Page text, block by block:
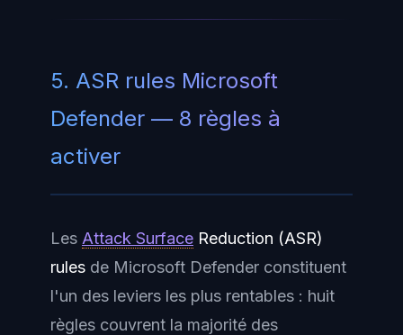
5. ASR rules Microsoft
Defender — 8 règles à
activer
Les Attack Surface Reduction (ASR)
rules de Microsoft Defender constituent
l'un des leviers les plus rentables : huit
règles couvrent la majorité des